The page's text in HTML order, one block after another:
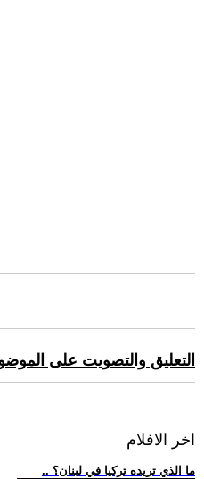
التعليق والتصويت على
اخر الافلام
.. ما الذي تريده تركيا في لبنان؟